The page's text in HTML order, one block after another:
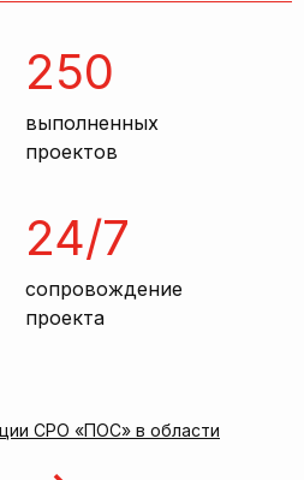
250
выполненных
проектов
24/7
сопровождение
проекта
СРО «ПОС» в области